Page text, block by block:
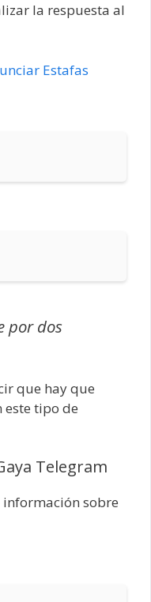
la respuesta al
Estafas
por dos
que hay que
este tipo de
Telegram
sobre